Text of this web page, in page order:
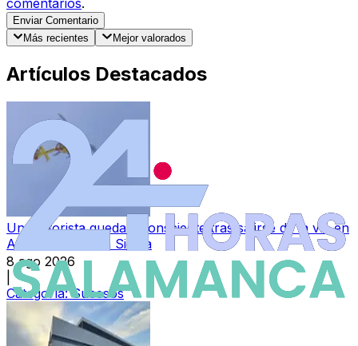
Enviar Comentario
Más recientes
Mejor valorados
Artículos Destacados
Un motorista queda inconsciente tras salirse de la vía en
Aldeanueva de la Sierra
8 ago 2026
Categoría: Sucesos